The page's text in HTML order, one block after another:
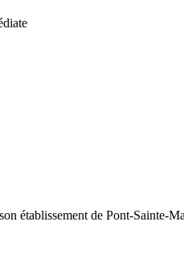
établissement de Pont-Sainte-